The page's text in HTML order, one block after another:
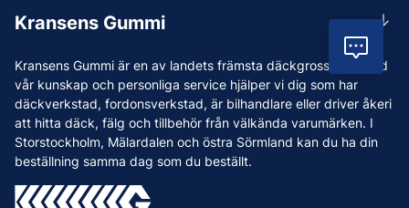
Kransens Gummi är en av landets främsta däckgrossister. Med
vår kunskap och personliga service hjälper vi dig som har
däckverkstad, fordonsverkstad, är bilhandlare eller driver åkeri
att hitta däck, fälg och tillbehör från välkända varumärken. I
Storstockholm, Mälardalen och östra Sörmland kan du ha din
beställning samma dag som du beställt.
Leverans
Reklamation & återköp
Betalning & faktura
Köpvillkor
Vanliga frågor och svar
Kransens Gummi
Vi som jobbar på Kransens Gummi
Jobba hos oss
Nyheter
Tips & Råd
Varumärken
Lunchstängt 12:00-12:30